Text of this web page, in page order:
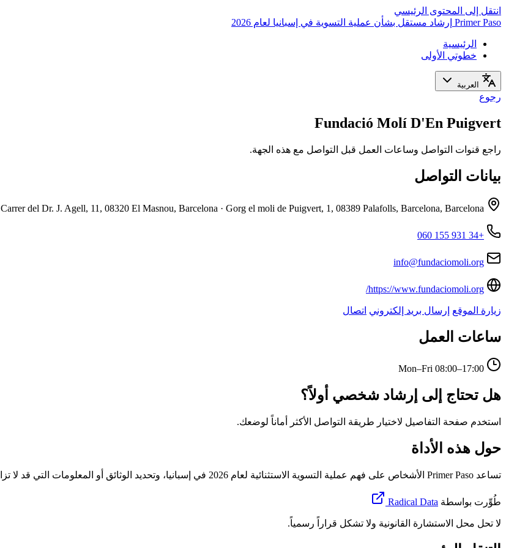
انتقل إلى المحتوى الرئيسي
Primer Paso إرشاد مستقل بشأن عملية التسوية في إسبانيا لعام 2026
الرئيسية
خطوتي الأولى
العربية
رجوع
Fundació Molí D'En Puigvert
راجع قنوات التواصل وساعات العمل قبل التواصل مع هذه الجهة.
بيانات التواصل
Carrer del Dr. J. Agell, 11, 08320 El Masnou, Barcelona · Gorg el moli de Puigvert, 1, 08389 Palafolls, Barcelona, Barcelona
+34 931 155 060
info@fundaciomoli.org
https://www.fundaciomoli.org/
زيارة الموقع إرسال بريد إلكتروني اتصال
ساعات العمل
Mon–Fri 08:00–17:00
هل تحتاج إلى إرشاد شخصي أولاً؟
استخدم صفحة التفاصيل لاختيار طريقة التواصل الأكثر أماناً لوضعك.
حول هذه الأداة
تساعد Primer Paso الأشخاص على فهم عملية التسوية الاستثنائية لعام 2026 في إسبانيا، وتحديد الوثائق أو المعلومات التي قد لا تزال ناقصة، واتخاذ قرار بشأن وقت استخدام البوابة الرسمية أو طلب الدعم.
طُوِّرت بواسطة Radical Data
لا تحل محل الاستشارة القانونية ولا تشكل قراراً رسمياً.